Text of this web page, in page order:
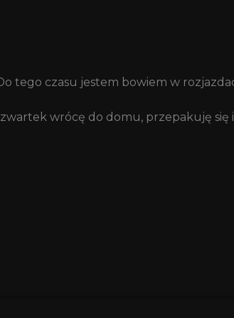
tego czasu jestem bowiem w
wrócę do domu, przepakuję się